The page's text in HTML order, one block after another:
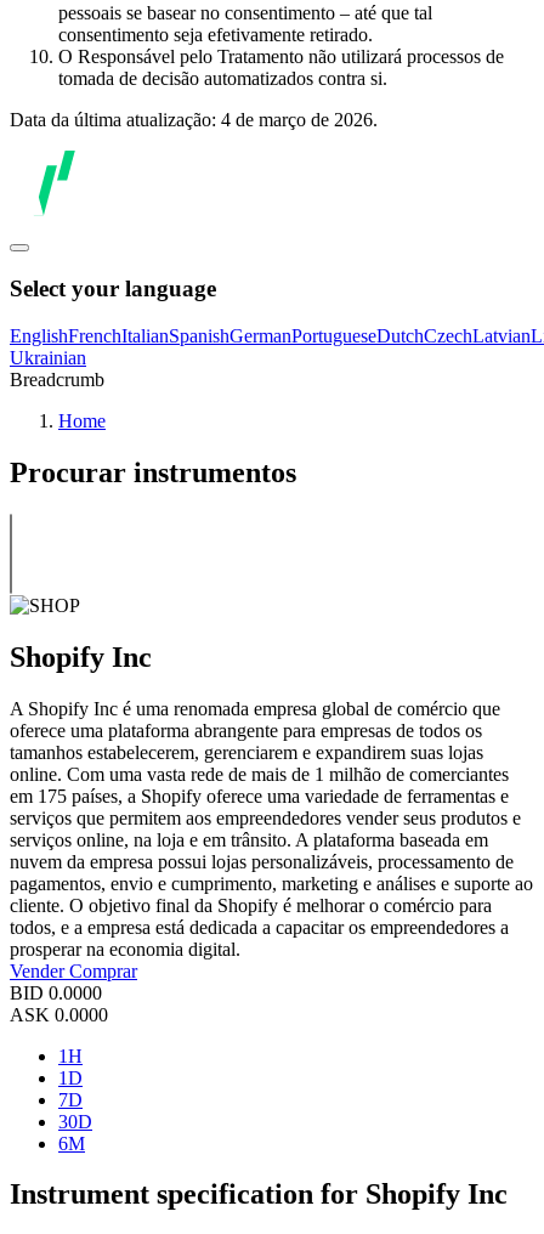
pessoais se basear no consentimento – até que tal
consentimento seja efetivamente retirado.
O Responsável pelo Tratamento não utilizará processos de
tomada de decisão automatizados contra si.
Data da última atualização: 4 de março de 2026.
Select your language
EnglishFrenchItalianSpanishGermanPortugueseDutchCzechLatvian
Ukrainian
Breadcrumb
Home
Procurar instrumentos
Shopify Inc
A Shopify Inc é uma renomada empresa global de comércio que
oferece uma plataforma abrangente para empresas de todos os
tamanhos estabelecerem, gerenciarem e expandirem suas lojas
online. Com uma vasta rede de mais de 1 milhão de comerciantes
em 175 países, a Shopify oferece uma variedade de ferramentas e
serviços que permitem aos empreendedores vender seus produtos e
serviços online, na loja e em trânsito. A plataforma baseada em
nuvem da empresa possui lojas personalizáveis, processamento de
pagamentos, envio e cumprimento, marketing e análises e suporte ao
cliente. O objetivo final da Shopify é melhorar o comércio para
todos, e a empresa está dedicada a capacitar os empreendedores a
prosperar na economia digital.
VenderComprar
BID 0.0000
ASK 0.0000
1H
1D
7D
30D
6M
Instrument specification for Shopify Inc